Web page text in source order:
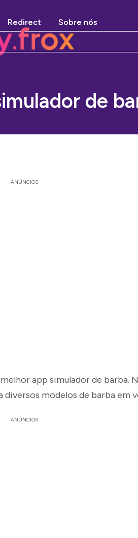
Redirect
Sobre nós
de
ANÚNCIOS
app simulador de barba.
modelos de barba em
ANÚNCIOS